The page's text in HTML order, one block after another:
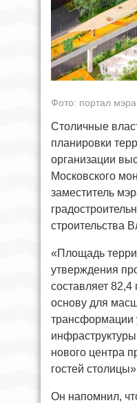
Фото: портал
Столичные
планировки
организации
Московского
заместитель
строительства
«Площадь
утверждения
составляет 82,4
основу для
трансформации
нового центра
гостей
Он напомнил,